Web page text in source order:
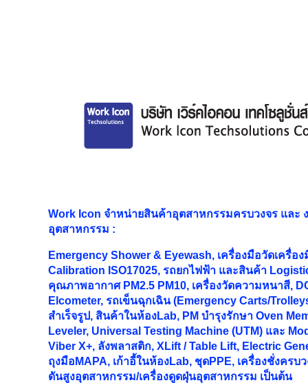
Work Icon จำหน่ายสินค้าอุตสาหกรรมครบวงจร และ
อุตสาหกรรม :
Emergency Shower & Eyewash, เครื่องมือวัดเครื่อ
Calibration ISO17025, รถยกไฟฟ้า และสินค้า
คุณภาพอากาศ PM2.5 PM10, เครื่องวัดความหนาสี,
Elcometer, รถเข็นฉุกเฉิน (Emergency Carts/
สำเร็จรูป, สินค้าในห้องLab, PM บำรุงรักษา Oven
Leveler, Universal Testing Machine (UTM) และ
Viber X+, ลังพลาสติก, XLift / Table Lift, Electric
ถุงมือMAPA, เก้าอี้ในห้องLab, ชุดPPE, เครื่องชั่งครบ
ดันสูงอุตสาหกรรม/เครื่องดูดฝุ่นอุตสาหกรรม เป็นต้น